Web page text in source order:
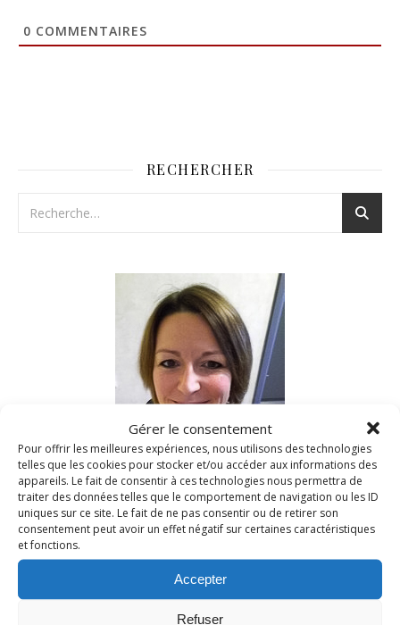
Gérer le consentement
Pour offrir les meilleures expériences, nous utilisons des technologies
telles que les cookies pour stocker et/ou accéder aux informations des
appareils. Le fait de consentir à ces technologies nous permettra de
traiter des données telles que le comportement de navigation ou les ID
uniques sur ce site. Le fait de ne pas consentir ou de retirer son
consentement peut avoir un effet négatif sur certaines caractéristiques
et fonctions.
Accepter
Refuser
0 COMMENTAIRES
RECHERCHER
Nad c’est moi!
Depuis 2006, je vous reçois dans ma cuisine et partage
avec vous mes recettes gourmandes du quotidien.
N’hésitez pas à me laisser un petit commentaire